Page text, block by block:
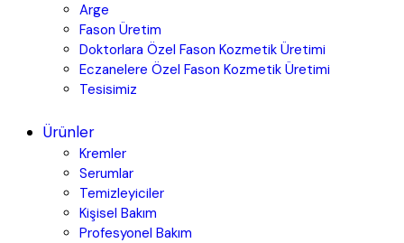
Arge
Fason Üretim
Doktorlara Özel Fason Kozmetik Üretimi
Eczanelere Özel Fason Kozmetik Üretimi
Tesisimiz
Ürünler
Kremler
Serumlar
Temizleyiciler
Kişisel Bakım
Profesyonel Bakım